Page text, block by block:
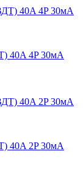
40A 4P 30мА
40A 2P 30мА